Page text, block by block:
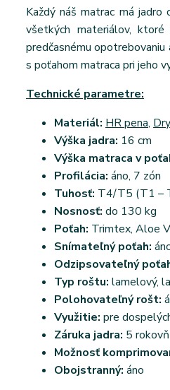
Každý náš matrac má
všetkých materiálov,
predčasnému
s poťahom matraca pri jeho
Technické parametre:
Materiál: HR pena,
Výška jadra: 16 cm
Výška matraca v
Profilácia: áno, 7 zón
Tuhosť: T4/T5 (T1 –
Nosnosť: do 130 kg
Poťah: Trimtex, Aloe
Snímateľný poťah:
Odzipsovateľný
Typ roštu: lamelový,
Polohovateľný rošt:
Využitie: pre
Záruka jadra: 5 rokovň
Možnosť
Obojstranný: áno